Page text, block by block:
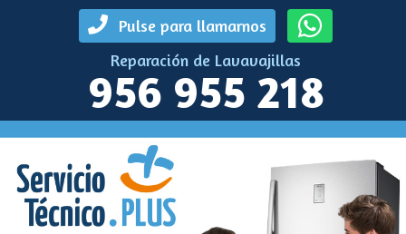
Pulse para llamarnos
Reparación de Lavavajillas
956 955 218